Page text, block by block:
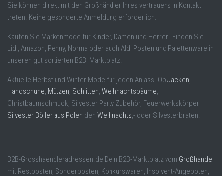
Sie können direkt mit den Großhändler Ihres vertrauens in Kontakt
treten. Keine gesonderte Anmeldung erforderlich.
Kaufen Sie Markenmode für Kinder, Damen und Herren. Finden Sie
Lidl, Amazon, Penny, Norma oder auch Aldi Posten und Palettenware in
unseren gut sortierten B2B Marktplatz.
Aktuelle Herbst und Winter Mode für jeden Anlass. Ob Jacken,
Handschuhe, Mützen, Schlitten, Weihnachtsbäume,
Christbaumschmuck, Silvester Party Zubehör, Feuerwerkskörper
Silvester Böller aus Polen den Weihnachts,- oder Silvesterbraten.
B2B-Grosshaendleradressen.de Dein B2B-Marktplatz vom Großhandel
mit Restposten, Sonderposten, Konkurswaren, Insolvent-Angeboten,